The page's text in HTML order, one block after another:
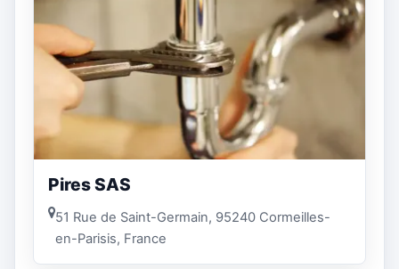
Pires SAS
51 Rue de Saint-Germain, 95240 Cormeilles-
en-Parisis, France